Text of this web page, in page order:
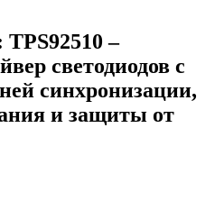
–
светодиодов с
синхронизации,
и защиты от